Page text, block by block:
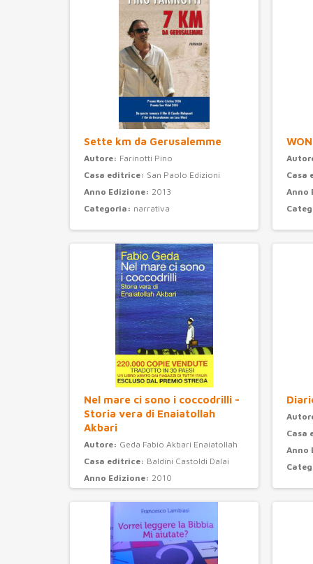
Categoria: ragazzi
Sette km da Gerusalemme
Autore: Farinotti Pino
Casa editrice: San Paolo Edizioni
Anno Edizione: 2013
Categoria: narrativa
Casa
Anno
Nel mare ci sono i coccodrilli -
Storia vera di Enaiatollah
Akbari
Autore: Geda Fabio Akbari Enaiatollah
Casa editrice: Baldini Castoldi Dalai
Anno Edizione: 2010
Casa
Anno